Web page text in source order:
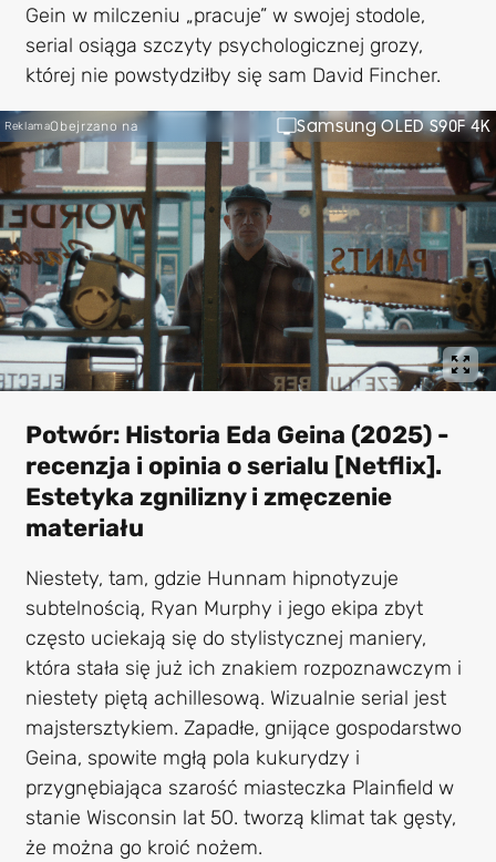
Gein w milczeniu „pracuje” w swojej stodole,
serial osiąga szczyty psychologicznej grozy,
której nie powstydziłby się sam David Fincher.
Obejrzano na Samsung OLED S90F 4K
Reklama
Potwór: Historia Eda Geina (2025) -
recenzja i opinia o serialu [Netflix].
Estetyka zgnilizny i zmęczenie
materiału
Niestety, tam, gdzie Hunnam hipnotyzuje
subtelnością, Ryan Murphy i jego ekipa zbyt
często uciekają się do stylistycznej maniery,
która stała się już ich znakiem rozpoznawczym i
niestety piętą achillesową. Wizualnie serial jest
majstersztykiem. Zapadłe, gnijące gospodarstwo
Geina, spowite mgłą pola kukurydzy i
przygnębiająca szarość miasteczka Plainfield w
stanie Wisconsin lat 50. tworzą klimat tak gęsty,
że można go kroić nożem.